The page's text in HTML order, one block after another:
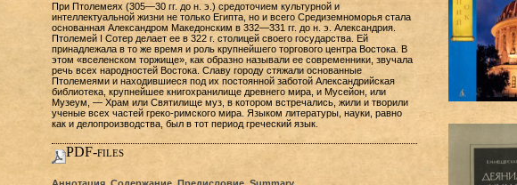
При Птолемеях (305—30 гг. до н. э.) средоточием культурной и
интеллектуальной жизни не только Египта, но и всего Средиземноморья стала
основанная Александром Македонским в 332—331 гг. до н. э. Александрия.
Птолемей I Сотер делает ее в 322 г. столицей своего государства. Ей
принадлежала в то же время и роль крупнейшего торгового центра Востока. В
этом «вселенском торжище», как образно называли ее современники, звучала
речь всех народностей Востока. Славу городу стяжали основанные
Птолемеями и находившиеся под их постоянной заботой Александрийская
библиотека, крупнейшее книгохранилище древнего мира, и Мусейон, или
Музеум, — Храм или Святилище муз, в котором встречались, жили и творили
ученые всех частей греко-римского мира. Языком литературы, науки, равно
как и делопроизводства, был в тот период греческий язык.
PDF-files